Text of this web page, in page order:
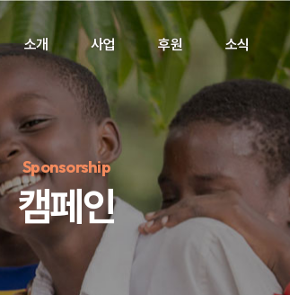
소개 사업 후원 소식
#캠페인#팬덤후원
Sponsorship
캠페인